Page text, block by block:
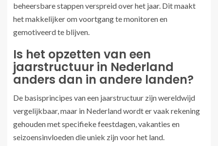
beheersbare stappen verspreid over het jaar. Dit maakt
het makkelijker om voortgang te monitoren en
gemotiveerd te blijven.
Is het opzetten van een
jaarstructuur in Nederland
anders dan in andere landen?
De basisprincipes van een jaarstructuur zijn wereldwijd
vergelijkbaar, maar in Nederland wordt er vaak rekening
gehouden met specifieke feestdagen, vakanties en
seizoensinvloeden die uniek zijn voor het land.